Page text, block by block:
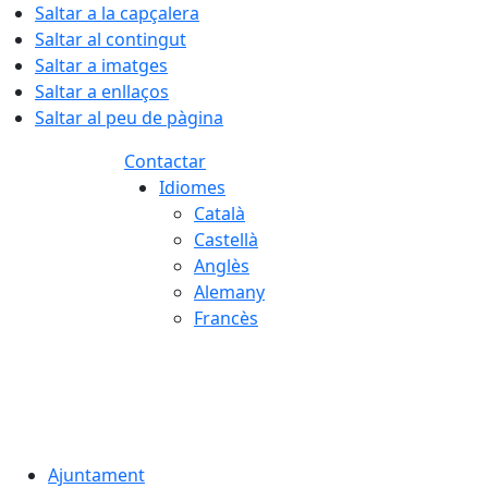
Saltar a la capçalera
Saltar al contingut
Saltar a imatges
Saltar a enllaços
Saltar al peu de pàgina
Contactar
Idiomes
Català
Castellà
Anglès
Alemany
Francès
Ajuntament